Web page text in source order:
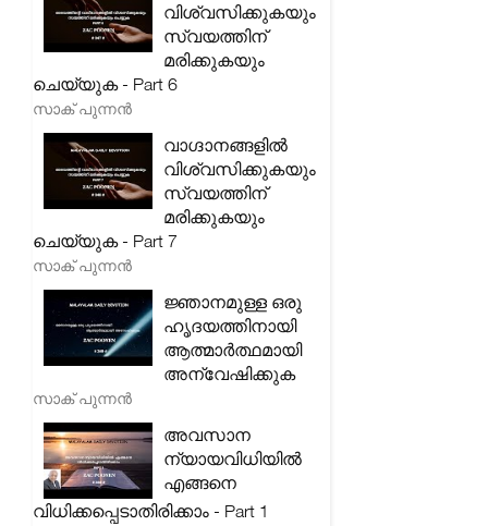
വിശ്വസിക്കുകയും
സ്വയത്തിന്
മരിക്കുകയും
ചെയ്യുക - Part 6
സാക് പുന്നൻ
വാഗ്ദാനങ്ങളിൽ
വിശ്വസിക്കുകയും
സ്വയത്തിന്
മരിക്കുകയും
ചെയ്യുക - Part 7
സാക് പുന്നൻ
ജ്ഞാനമുള്ള ഒരു
ഹൃദയത്തിനായി
ആത്മാർത്ഥമായി
അന്വേഷിക്കുക
സാക് പുന്നൻ
അവസാന
ന്യായവിധിയിൽ
എങ്ങനെ
വിധിക്കപ്പെടാതിരിക്കാം - Part 1